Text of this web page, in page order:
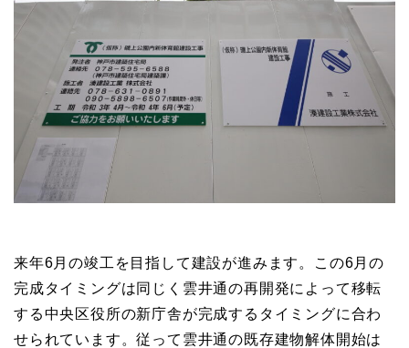
来年6月の竣工を目指して建設が進みます。この6月の
完成タイミングは同じく雲井通の再開発によって移転
する中央区役所の新庁舎が完成するタイミングに合わ
せられています。従って雲井通の既存建物解体開始は